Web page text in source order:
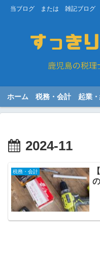
当ブログ または 雑記ブログ
ホーム 税務・会計 起業
2024-11
税務・会計